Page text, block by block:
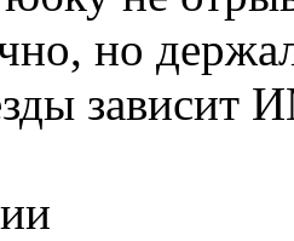
но
зависит